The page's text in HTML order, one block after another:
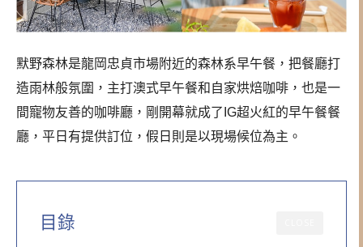
默野森林是龍岡忠貞市場附近的森林系早午餐，把餐廳打
造雨林般氛圍，主打澳式早午餐和自家烘焙咖啡，也是一
間寵物友善的咖啡廳，剛開幕就成了IG超火紅的早午餐餐
廳，平日有提供訂位，假日則是以現場候位為主。
目錄